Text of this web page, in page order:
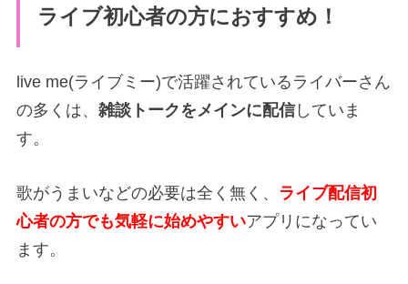
ライブ初心者の方におすすめ！
live me(ライブミー)で活躍されているライバーさん
の多くは、 雑談トークをメインに配信していま
す。
歌がうまいなどの必要は全く無く、 ライブ配信初
心者の方でも気軽に始めやすいアプリになってい
ます。